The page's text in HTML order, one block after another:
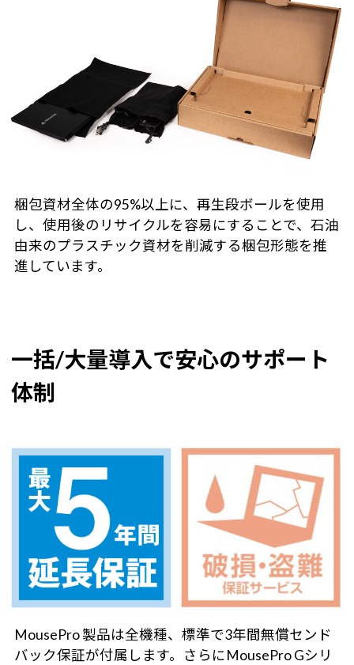
梱包資材全体の95%以上に、再生段ボールを使用
し、使用後のリサイクルを容易にすることで、石油
由来のプラスチック資材を削減する梱包形態を推
進しています。
一括/大量導入で安心のサポート
体制
MousePro 製品は全機種、標準で3年間無償センド
バック保証が付属します。さらにMousePro Gシリ